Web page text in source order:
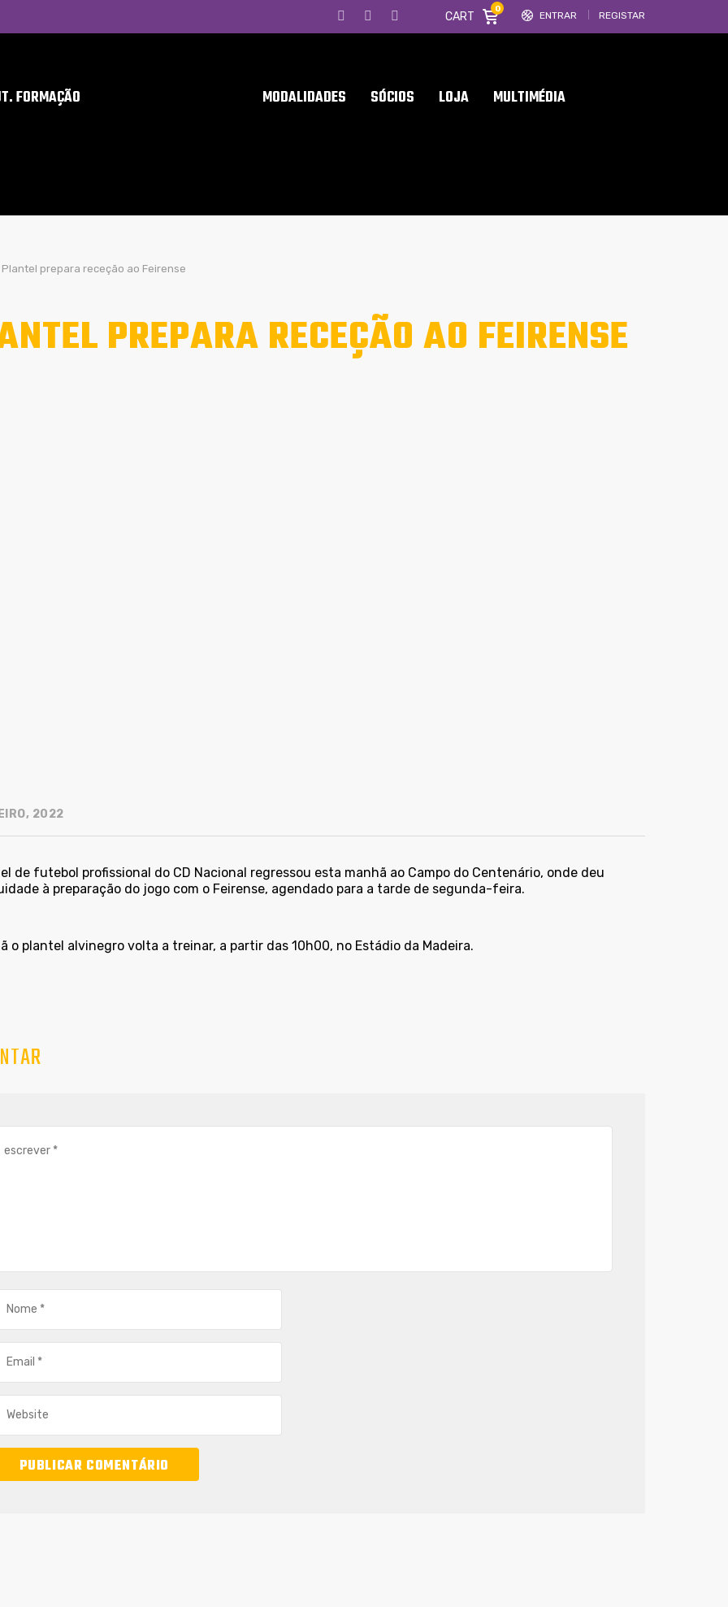
ENTRAR REGISTAR
CART
0
FORMAÇÃO MODALIDADES SÓCIOS LOJA MULTIMÉDIA
Plantel prepara receção ao Feirense
PREPARA RECEÇÃO AO FEIRENSE
2022
de futebol profissional do CD Nacional regressou esta manhã ao Campo do Centenário, onde deu
à preparação do jogo com o Feirense, agendado para a tarde de segunda-feira.
o plantel alvinegro volta a treinar, a partir das 10h00, no Estádio da Madeira.